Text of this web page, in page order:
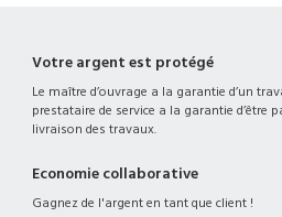
Votre argent est protégé
Le maître d’ouvrage a la garantie d’un
prestataire de service a la garantie d’être
livraison des travaux.
Economie collaborative
Gagnez de l'argent en tant que client !